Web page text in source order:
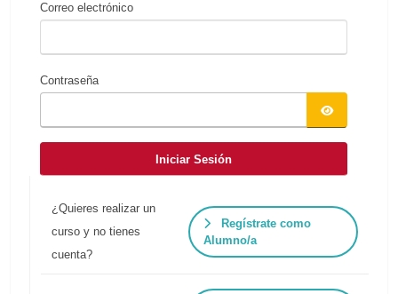
Correo electrónico
Contraseña
Iniciar Sesión
¿Quieres realizar un
curso y no tienes
cuenta?
Regístrate como
Alumno/a